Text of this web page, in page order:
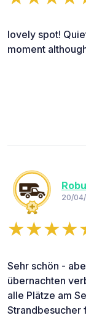
lovely spot!
moment
20/
Sehr schön -
übernachten
alle Plätze am
Strandbesucher